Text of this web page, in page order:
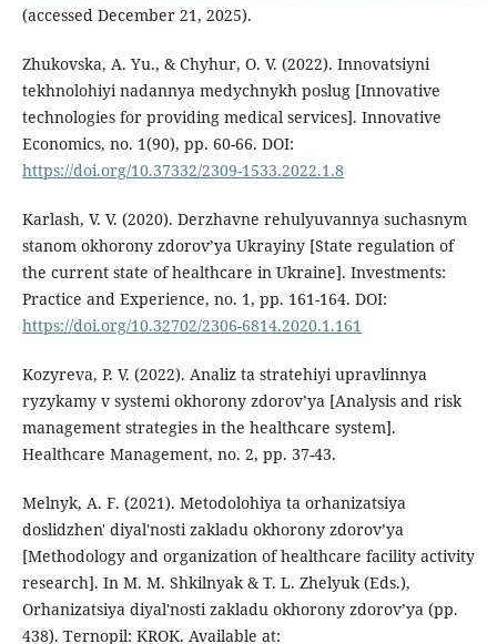
(accessed December 21, 2025).
Zhukovska, A. Yu., & Chyhur, O. V. (2022). Innovatsiyni
tekhnolohiyi nadannya medychnykh poslug [Innovative
technologies for providing medical services]. Innovative
Economics, no. 1(90), pp. 60-66. DOI:
https://doi.org/10.37332/2309-1533.2022.1.8
Karlash, V. V. (2020). Derzhavne rehulyuvannya suchasnym
stanom okhorony zdorov’ya Ukrayiny [State regulation of
the current state of healthcare in Ukraine]. Investments:
Practice and Experience, no. 1, pp. 161-164. DOI:
https://doi.org/10.32702/2306-6814.2020.1.161
Kozyreva, P. V. (2022). Analiz ta stratehiyi upravlinnya
ryzykamy v systemi okhorony zdorov’ya [Analysis and risk
management strategies in the healthcare system].
Healthcare Management, no. 2, pp. 37-43.
Melnyk, A. F. (2021). Metodolohiya ta orhanizatsiya
doslidzhen' diyal'nosti zakladu okhorony zdorov’ya
[Methodology and organization of healthcare facility activity
research]. In M. M. Shkilnyak & T. L. Zhelyuk (Eds.),
Orhanizatsiya diyal'nosti zakladu okhorony zdorov’ya (pp.
438). Ternopil: KROK. Available at: